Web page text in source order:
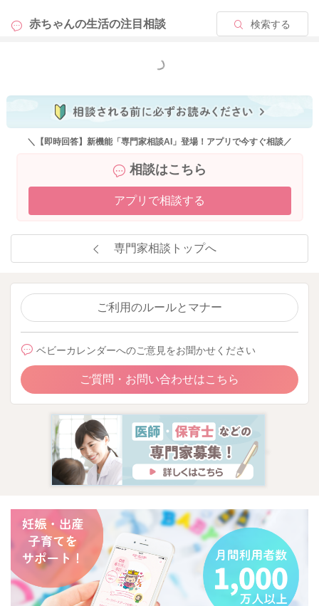
赤ちゃんの生活の注目相談 検索する
もっと見る
＼【即時回答】新機能「専門家相談AI」登場！アプリで今すぐ相談／
相談はこちら
アプリで相談する
専門家相談トップへ
ご利用のルールとマナー
ベビーカレンダーへのご意見をお聞かせください
ご質問・お問い合わせはこちら